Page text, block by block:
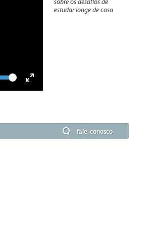
sobre os desafios de
estudar longe de casa
fale conosco